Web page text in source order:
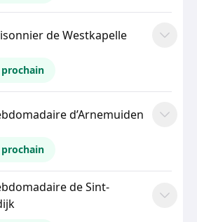
de Westkapelle
d’Arnemuiden
de Sint-